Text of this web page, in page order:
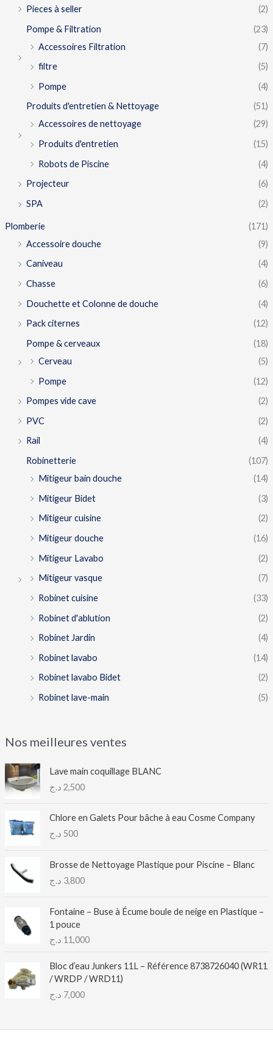
Pieces à seller
(2)
Pompe & Filtration
(23)
Accessoires Filtration
(7)
filtre
(5)
Pompe
(4)
Produits d'entretien & Nettoyage
(51)
Accessoires de nettoyage
(29)
Produits d'entretien
(15)
Robots de Piscine
(4)
Projecteur
(6)
SPA
(2)
Plomberie
(171)
Accessoire douche
(9)
Caniveau
(4)
Chasse
(6)
Douchette et Colonne de douche
(4)
Pack citernes
(12)
Pompe & cerveaux
(18)
Cerveau
(5)
Pompe
(12)
Pompes vide cave
(2)
PVC
(2)
Rail
(4)
Robinetterie
(107)
Mitigeur bain douche
(14)
Mitigeur Bidet
(3)
Mitigeur cuisine
(2)
Mitigeur douche
(16)
Mitigeur Lavabo
(2)
Mitigeur vasque
(7)
Robinet cuisine
(33)
Robinet d'ablution
(2)
Robinet Jardin
(4)
Robinet lavabo
(14)
Robinet lavabo Bidet
(2)
Robinet lave-main
(5)
Nos meilleures ventes
Lave main coquillage BLANC
2,500 د.ج
Chlore en Galets Pour bâche à eau Cosme Company
500 د.ج
Brosse de Nettoyage Plastique pour Piscine – Blanc
3,800 د.ج
Fontaine – Buse à Écume boule de neige en Plastique –
1 pouce
11,000 د.ج
Bloc d’eau Junkers 11L – Référence 8738726040 (WR11
/ WRDP / WRD11)
7,000 د.ج